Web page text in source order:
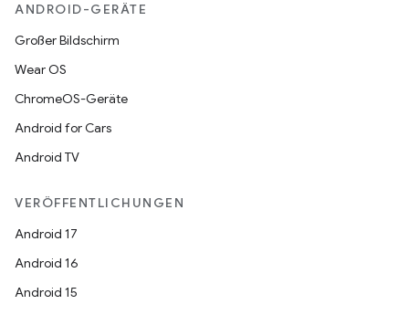
ANDROID-GERÄTE
Großer Bildschirm
Wear OS
ChromeOS-Geräte
Android for Cars
Android TV
VERÖFFENTLICHUNGEN
Android 17
Android 16
Android 15